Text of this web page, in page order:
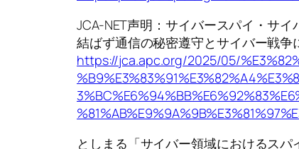
JCA-NET声明：サイバースパイ・サ
結ばず通信の秘密遵守とサイバー戦
https://jca.apc.org/2025/05/
としまる「サイバー領域におけるス